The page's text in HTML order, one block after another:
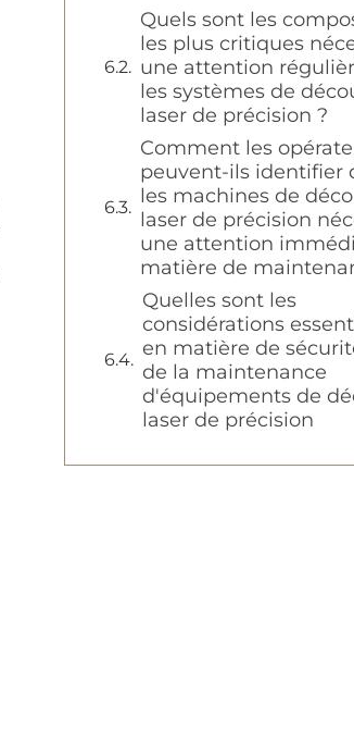
Quels sont les
les plus critiques
une attention
les systèmes de
laser de précision ?
Comment les
peuvent-ils identifier
les machines de
laser de précision
une attention
matière de
Quelles sont les
considérations
en matière de
de la maintenance
d'équipements de
laser de précision